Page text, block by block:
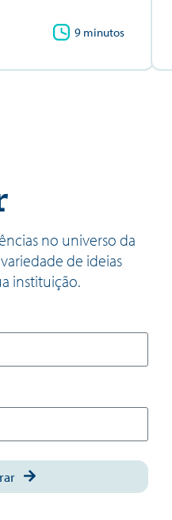
9 minutos
no universo da
de ideias
instituição.